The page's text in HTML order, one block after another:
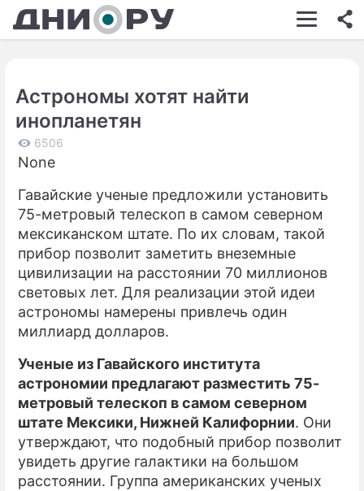
ШОУ-БИЗНЕС
КИНО
ЭКОНОМИКА
ПРОИСШЕСТВИЯ
СОННИК
СТИЛЬ ЖИЗНИ
ИГРЫ
О ПРОЕКТЕ
Астрономы хотят найти
инопланетян
6506
None
Гавайские ученые предложили установить
75-метровый телескоп в самом северном
мексиканском штате. По их словам, такой
прибор позволит заметить внеземные
цивилизации на расстоянии 70 миллионов
световых лет. Для реализации этой идеи
астрономы намерены привлечь один
миллиард долларов.
Ученые из Гавайского института
астрономии предлагают разместить 75-
метровый телескоп в самом северном
штате Мексики, Нижней Калифорнии. Они
утверждают, что подобный прибор позволит
увидеть другие галактики на большом
расстоянии. Группа американских ученых